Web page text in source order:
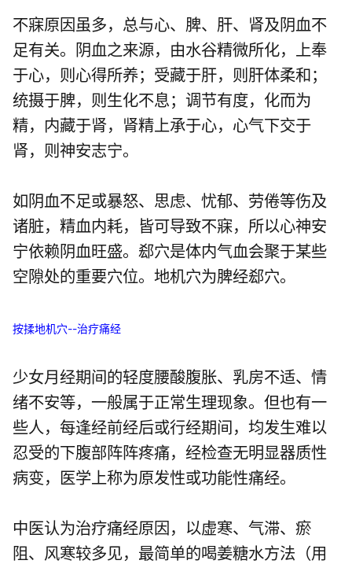
不寐原因虽多，总与心、脾、肝、肾及阴血不
足有关。阴血之来源，由水谷精微所化，上奉
于心，则心得所养；受藏于肝，则肝体柔和；
统摄于脾，则生化不息；调节有度，化而为
精，内藏于肾，肾精上承于心，心气下交于
肾，则神安志宁。
如阴血不足或暴怒、思虑、忧郁、劳倦等伤及
诸脏，精血内耗，皆可导致不寐，所以心神安
宁依赖阴血旺盛。郄穴是体内气血会聚于某些
空隙处的重要穴位。地机穴为脾经郄穴。
按揉地机穴--治疗痛经
少女月经期间的轻度腰酸腹胀、乳房不适、情
绪不安等，一般属于正常生理现象。但也有一
些人，每逢经前经后或行经期间，均发生难以
忍受的下腹部阵阵疼痛，经检查无明显器质性
病变，医学上称为原发性或功能性痛经。
中医认为治疗痛经原因，以虚寒、气滞、瘀
阻、风寒较多见，最简单的喝姜糖水方法（用